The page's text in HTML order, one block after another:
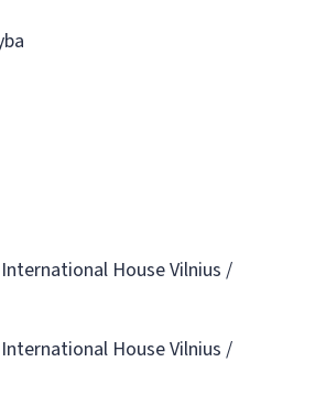
House Vilnius /
House Vilnius /